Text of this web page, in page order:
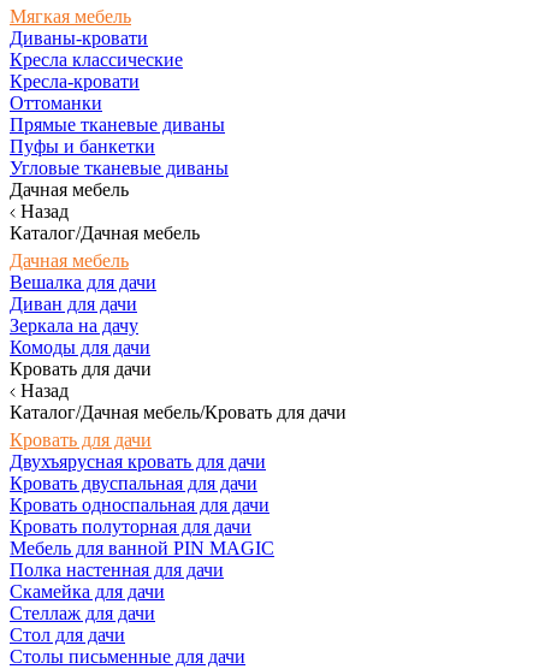
Мягкая мебель
Диваны-кровати
Кресла классические
Кресла-кровати
Оттоманки
Прямые тканевые диваны
Пуфы и банкетки
Угловые тканевые диваны
Дачная мебель
Назад
Каталог/Дачная мебель
Дачная мебель
Вешалка для дачи
Диван для дачи
Зеркала на дачу
Комоды для дачи
Кровать для дачи
Назад
Каталог/Дачная мебель/Кровать для дачи
Кровать для дачи
Двухъярусная кровать для дачи
Кровать двуспальная для дачи
Кровать односпальная для дачи
Кровать полуторная для дачи
Мебель для ванной PIN MAGIC
Полка настенная для дачи
Скамейка для дачи
Стеллаж для дачи
Стол для дачи
Столы письменные для дачи